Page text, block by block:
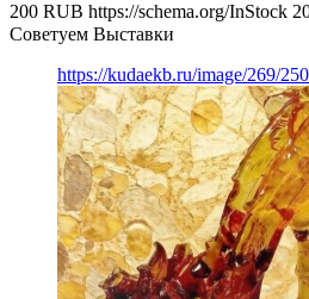
200 RUB https://schema.org/InStock
Советуем Выставки
https://kudaekb.ru/image/269/